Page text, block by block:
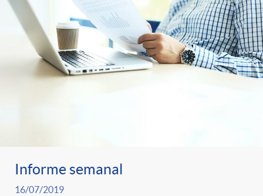
Informe semanal
16/07/2019